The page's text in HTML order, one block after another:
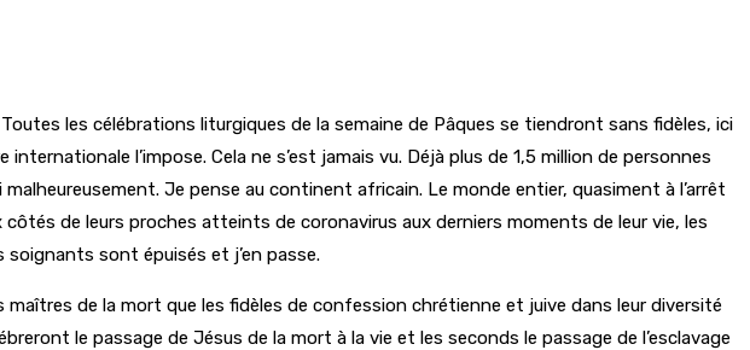
les célébrations liturgiques de la semaine de Pâques se tiendront sans fidèles, ici
l’impose. Cela ne s’est jamais vu. Déjà plus de 1,5 million de personnes
Je pense au continent africain. Le monde entier, quasiment à l’arrêt
de leurs proches atteints de coronavirus aux derniers moments de leur vie, les
sont épuisés et j’en passe.
de la mort que les fidèles de confession chrétienne et juive dans leur diversité
le passage de Jésus de la mort à la vie et les seconds le passage de l’esclavage